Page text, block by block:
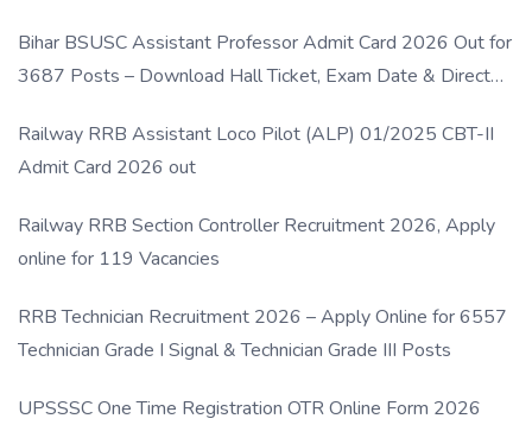
Bihar BSUSC Assistant Professor Admit Card 2026 Out for
3687 Posts – Download Hall Ticket, Exam Date & Direct
Railway RRB Assistant Loco Pilot (ALP) 01/2025 CBT-II
Admit Card 2026 out
Railway RRB Section Controller Recruitment 2026, Apply
online for 119 Vacancies
RRB Technician Recruitment 2026 – Apply Online for 6557
Technician Grade I Signal & Technician Grade III Posts
UPSSSC One Time Registration OTR Online Form 2026